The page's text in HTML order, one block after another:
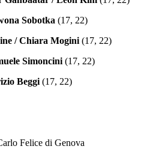
Sobotka (17, 22)
/ Chiara Mogini (17, 22)
Simoncini (17, 22)
Beggi (17, 22)
Felice di Genova